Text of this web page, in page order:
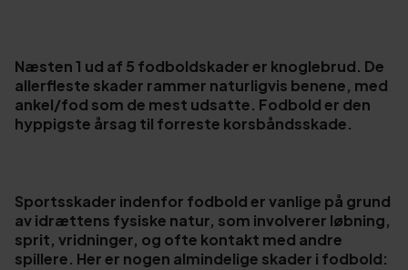
Næsten 1 ud af 5 fodboldskader er knoglebrud. De
allerfleste skader rammer naturligvis benene, med
ankel/fod som de mest udsatte. Fodbold er den
hyppigste årsag til forreste korsbåndsskade.
Sportsskader indenfor fodbold er vanlige på grund
av idrættens fysiske natur, som involverer løbning,
sprit, vridninger, og ofte kontakt med andre
spillere. Her er nogen almindelige skader i fodbold: